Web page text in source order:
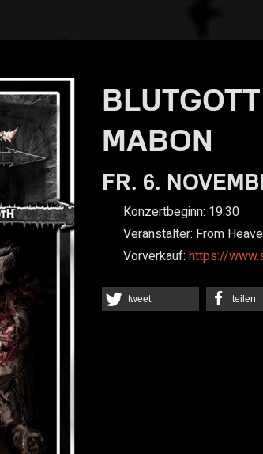
MABON
FR. 6.
Konzertbeginn: 19:30
Veranstalter: From
Vorverkauf: https://
tweet teilen